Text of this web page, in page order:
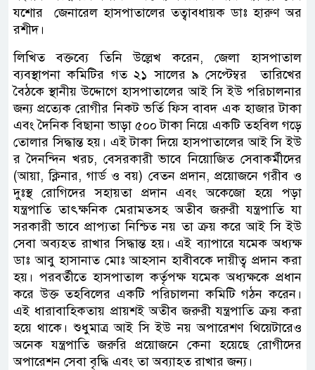
যশোর জেনারেল হাসপাতালের তত্বাবধায়ক ডাঃ হারুণ অর
রশীদ।
লিখিত বক্তব্যে তিনি উল্লেখ করেন, জেলা হাসপাতাল
ব্যবস্থাপনা কমিটির গত ২১ সালের ৯ সেপ্টেম্বর তারিখের
বৈঠকে স্থানীয় উদ্দোগে হাসপাতালের আই সি ইউ পরিচালনার
জন্য প্রত্যেক রোগীর নিকট ভর্তি ফিস বাবদ এক হাজার টাকা
এবং দৈনিক বিছানা ভাড়া ৫০০ টাকা নিয়ে একটি তহবিল গড়ে
তোলার সিদ্ধান্ত হয়। এই টাকা দিয়ে হাসপাতালের আই সি ইউ
র দৈনন্দিন খরচ, বেসরকারী ভাবে নিয়োজিত সেবাকর্মীদের
(আয়া, ক্লিনার, গার্ড ও বয়) বেতন প্রদান, প্রয়োজনে গরীব ও
দুঃস্থ রোগিদের সহায়তা প্রদান এবং অকেজো হয়ে পড়া
যন্ত্রপাতি তাৎক্ষনিক মেরামতসহ অতীব জরুরী যন্ত্রপাতি যা
সরকারী ভাবে প্রাপ্যতা নিশ্চিত নয় তা ক্রয় করে আই সি ইউ
সেবা অব্যহত রাখার সিদ্ধান্ত হয়। এই ব্যাপারে যমেক অধ্যক্ষ
ডাঃ আবু হাসানাত মোঃ আহসান হাবীবকে দায়ীত্ব প্রদান করা
হয়। পরবর্তীতে হাসপাতাল কর্তৃপক্ষ যমেক অধ্যক্ষকে প্রধান
করে উক্ত তহবিলের একটি পরিচালনা কমিটি গঠন করেন।
এই ধারাবাহিকতায় প্রায়শই অতীব জরুরী যন্ত্রপাতি ক্রয় করা
হয়ে থাকে। শুধুমাত্র আই সি ইউ নয় অপারেশণ থিয়েটারেও
অনেক যন্ত্রপাতি জরুরি প্রয়োজনে কেনা হয়েছে রোগীদের
অপারেশন সেবা বৃদ্ধি এবং তা অব্যাহত রাখার জন্য।